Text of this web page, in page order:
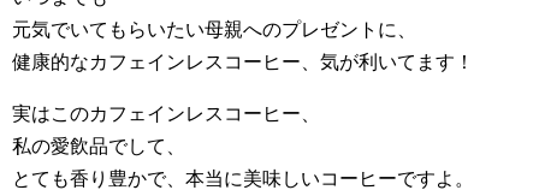
元気でいてもらいたい母親へのプレゼントに、
健康的なカフェインレスコーヒー、気が利いてます！
実はこのカフェインレスコーヒー、
私の愛飲品でして、
とても香り豊かで、本当に美味しいコーヒーですよ。